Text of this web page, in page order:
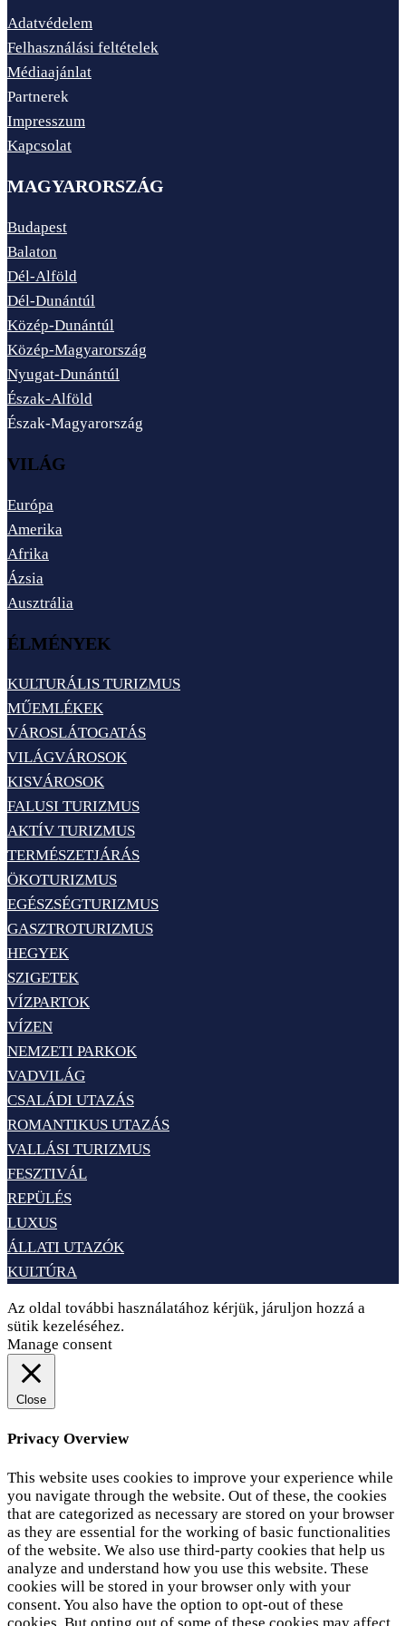
Adatvédelem
Felhasználási feltételek
Médiaajánlat
Partnerek
Impresszum
Kapcsolat
MAGYARORSZÁG
Budapest
Balaton
Dél-Alföld
Dél-Dunántúl
Közép-Dunántúl
Közép-Magyarország
Nyugat-Dunántúl
Észak-Alföld
Észak-Magyarország
VILÁG
Európa
Amerika
Afrika
Ázsia
Ausztrália
ÉLMÉNYEK
KULTURÁLIS TURIZMUS
MŰEMLÉKEK
VÁROSLÁTOGATÁS
VILÁGVÁROSOK
KISVÁROSOK
FALUSI TURIZMUS
AKTÍV TURIZMUS
TERMÉSZETJÁRÁS
ÖKOTURIZMUS
EGÉSZSÉGTURIZMUS
GASZTROTURIZMUS
HEGYEK
SZIGETEK
VÍZPARTOK
VÍZEN
NEMZETI PARKOK
VADVILÁG
CSALÁDI UTAZÁS
ROMANTIKUS UTAZÁS
VALLÁSI TURIZMUS
FESZTIVÁL
REPÜLÉS
LUXUS
ÁLLATI UTAZÓK
KULTÚRA
Az oldal további használatához kérjük, járuljon hozzá a
sütik kezeléséhez.
Manage consent
Close
Privacy Overview
This website uses cookies to improve your experience while
you navigate through the website. Out of these, the cookies
that are categorized as necessary are stored on your browser
as they are essential for the working of basic functionalities
of the website. We also use third-party cookies that help us
analyze and understand how you use this website. These
cookies will be stored in your browser only with your
consent. You also have the option to opt-out of these
cookies. But opting out of some of these cookies may affect